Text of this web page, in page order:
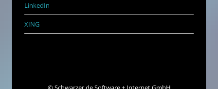
LinkedIn
XING